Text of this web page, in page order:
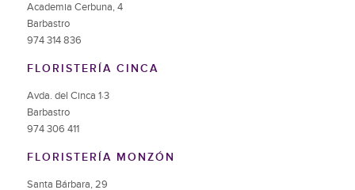
Academia Cerbuna, 4
Barbastro
974 314 836
FLORISTERÍA CINCA
Avda. del Cinca 1·3
Barbastro
974 306 411
FLORISTERÍA MONZÓN
Santa Bárbara, 29